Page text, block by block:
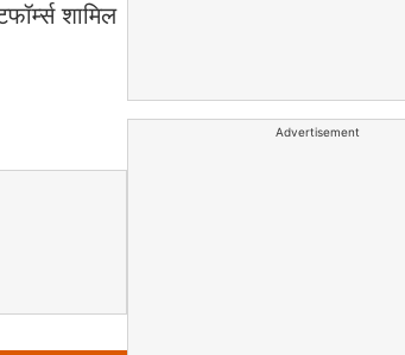
शामिल
Advertisement